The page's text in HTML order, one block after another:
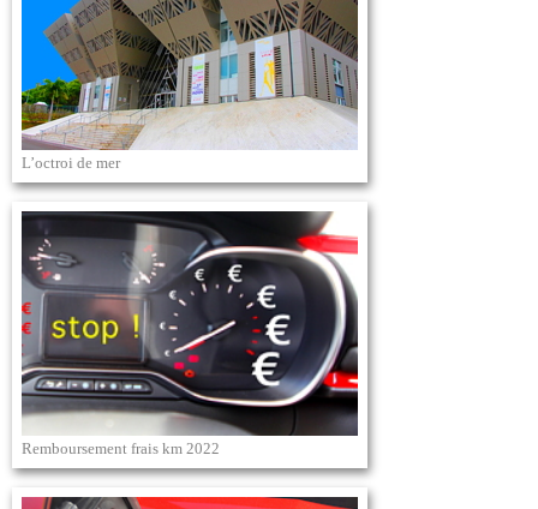
L’octroi de mer
Remboursement frais km 2022